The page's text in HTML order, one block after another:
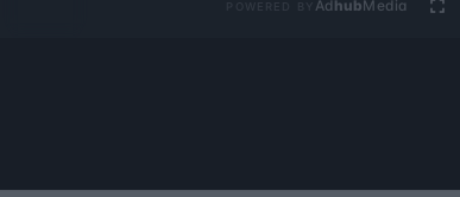
Ad hubMedia